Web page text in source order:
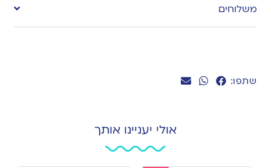
שתפו:
wishlist
משלוחים
אולי יעניינו אותך